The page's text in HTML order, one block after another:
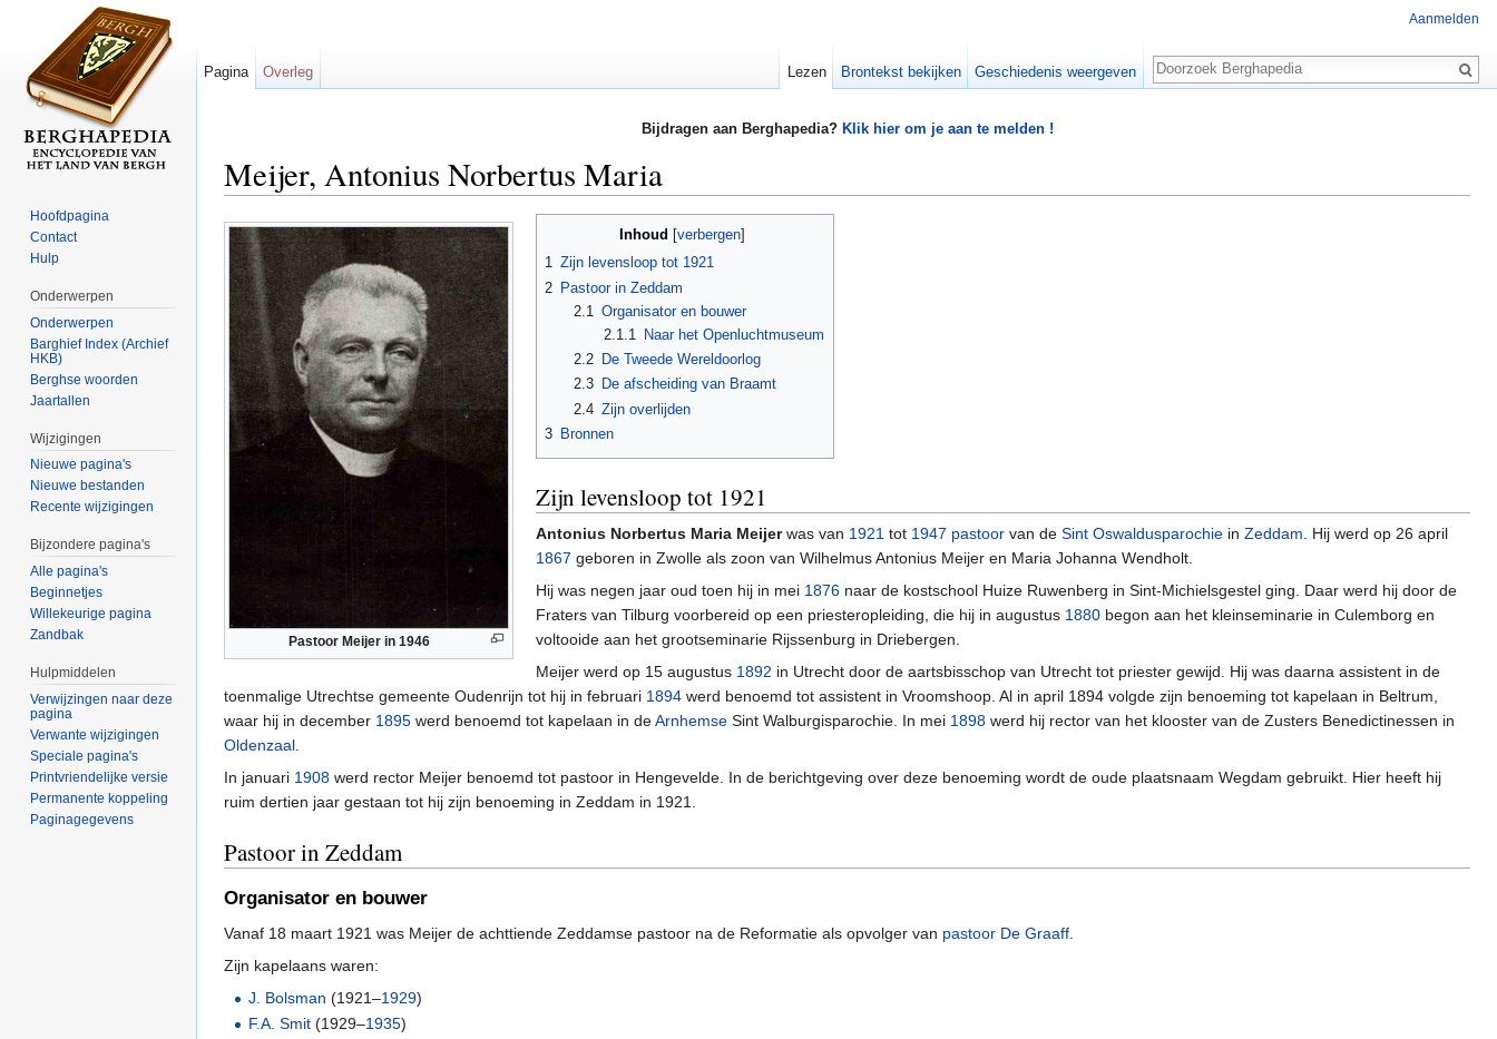
Bijdragen aan Berghapedia? Klik hier om je aan te melden !
Meijer, Antonius Norbertus Maria
Pastoor Meijer in 1946
Inhoud [verbergen
1 Zijn levensloop tot 1921
2 Pastoor in Zeddam
2.1
Organisator en bouwer
2.1.1
Naar het Openluchtmuseum
2.2 De Tweede Wereldoorlog
2.3 De afscheiding van Braamt
2.4 Zijn overlijden
3
Bronnen
Zijn levensloop tot 1921
Antonius Norbertus Maria Meijerwas van 1921tot 1947 pastoorvan de Sint Oswaldusparochiein Zeddam. Hij werd op 26 april
1867 geboren in Zwolle als zoon van Wilhelmus Antonius Meijer en Maria Johanna Wendholt.
Hij was negen jaar oud toen hij in mei 1876naar de kostschool Huize Ruwenberg in Sint-Michielsgestel ging. Daar werd hij door de
Fraters van Tilburg voorbereid op een priesteropleiding, die hij in augustus 1880begon aan het kleinseminarie in Culemborg en
voltooide aan het grootseminarie Rijssenburg in Driebergen.
Meijer werd op 15 augustus 1892 in Utrecht door de aartsbisschop van Utrecht tot priester gewijd. Hij was daarna assistent in de
toenmalige Utrechtse gemeente Oudenrijn tot hij in februari 1894 werd benoemd tot assistent in Vroomshoop. Al in april 1894 volgde zijn benoeming tot kapelaan in Beltrum,
waar hij in december 1895 werd benoemd tot kapelaan in deArnhemse Sint Walburgisparochie. In mei 1898 werd hij rector van het klooster van de Zusters Benedictinessen in
Oldenzaal.
In januari 1908 werd rector Meijer benoemd tot pastoor in Hengevelde. In de berichtgeving over deze benoeming wordt de oude plaatsnaam Wegdam gebruikt. Hier heeft hij
ruim dertien jaar gestaan tot hij zijn benoeming in Zeddam in 1921.
Pastoor in Zeddam
Organisator en bouwer
Vanaf 18 maart 1921 was Meijer de achttiende Zeddamse pastoor na de Reformatie als opvolger van pastoor De Graaff
Zijn kapelaans waren:
J. Bolsman (1921–1929)
F.A. Smit (1929–1935)
Aanmelden
Pagina Overleg Lezen Brontekst bekijken Geschiedenis weergeven
Zoeken
Hoofdpagina
Contact
Hulp
Onderwerpen
Onderwerpen
Barghief Index (Archief
HKB)
Berghse woorden
Jaartallen
Wijzigingen
Nieuwe pagina's
Nieuwe bestanden
Recente wijzigingen
Bijzondere pagina's
Alle pagina's
Beginnetjes
Willekeurige pagina
Zandbak
Hulpmiddelen
Verwijzingen naar deze
pagina
Verwante wijzigingen
Speciale pagina's
Printvriendelijke versie
Permanente koppeling
Paginagegevens